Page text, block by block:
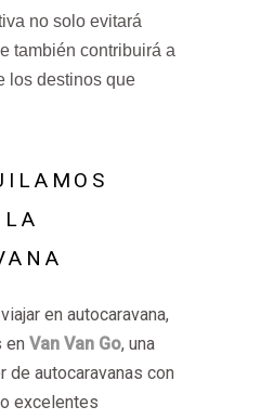
no solo evitará
también contribuirá a
los destinos que
LA
en autocaravana,
en Van Van Go, una
de autocaravanas con
excelentes